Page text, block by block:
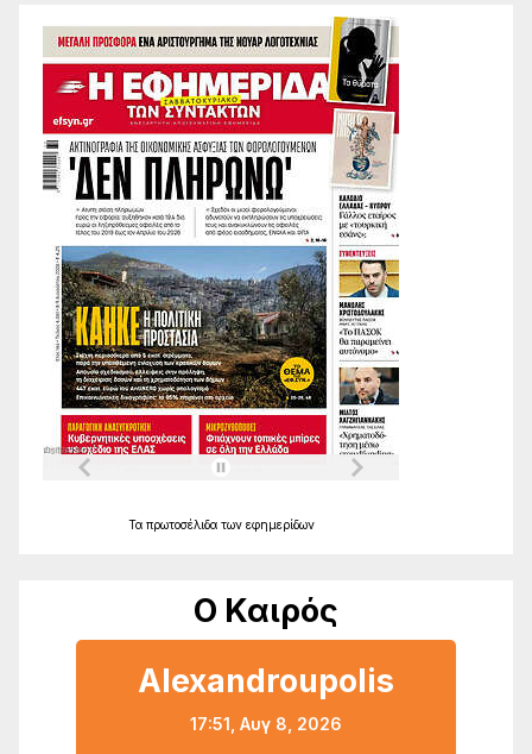
Τα πρωτοσέλιδα των εφημερίδων
Ο Καιρός
Alexandroupolis
17:51, Αυγ 8, 2026